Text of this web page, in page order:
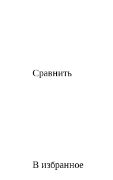
Сравнить
В избранное